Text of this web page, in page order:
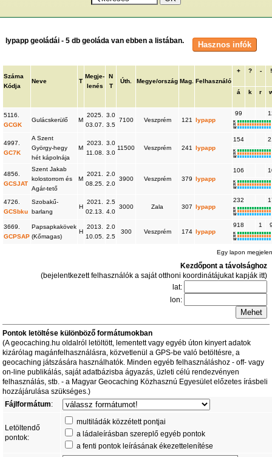
lypapp geoládái - 5 db geoláda van ebben a listában.
Száma
Kódja
Neve T
Megje-
lenés
N
T
Úth. Megye/ország Mag. Felhasználó
+ ? - !
á k r
5116.
GCGK
Gulácskerülő M
2025.
03.07.
3.0
3.5
7100 Veszprém 121 lypapp
99
K
R
W
4997.
GC7K
A Szent
György-hegy
hét kápolnája
M
2023.
11.08.
3.0
3.0
11500 Veszprém 241 lypapp
154
K
R
W
4856.
GCSJAT
Szent Jakab
kolostorrom és
Agár-tető
M
2021.
08.25.
2.0
2.0
3900 Veszprém 379 lypapp
106
K
R
W
4726.
GCSbku
Szobakű-
barlang
H
2021.
02.13.
2.5
4.0
3000 Zala 307 lypapp
232
K
R
W
3669.
GCPSAP
Papsapkakövek
(Kőmagas)
H
2013.
10.05.
2.0
2.5
300 Veszprém 174 lypapp
918 1
K
R
W
Egy lapon
Kezdőpont a távolsághoz
(bejelentkezett felhasználók a saját otthoni koordinátájukat kapják itt)
lat:
lon:
Pontok letöltése különböző formátumokban
(A geocaching.hu oldalról letöltött, lementett vagy egyéb úton kinyert adatok
kizárólag magánfelhasználásra, közvetlenül a GPS-be való betöltésre, a
geocaching játszására használhatók. Minden egyéb felhasználáshoz - off- vagy
on-line publikálás, saját adatbázisba ágyazás, üzleti célú rendezvényen
felhasználás, stb. - a Magyar Geocaching Közhasznú Egyesület előzetes írásbeli
hozzájárulása szükséges.)
Fájlformátum:
Letöltendő
pontok:
multiládák közzétett pontjai
a ládaleírásban szereplő egyéb pontok
a fenti pontok leírásának ékezettelenítése